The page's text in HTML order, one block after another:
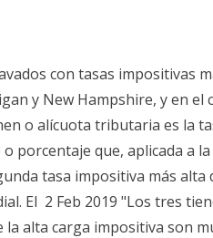
con tasas impositivas
y New Hampshire, y en el
o alícuota tributaria es la
porcentaje que, aplicada a
tasa impositiva más alta
El 2 Feb 2019 "Los tres
alta carga impositiva son